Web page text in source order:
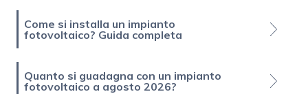
Come si installa un impianto
fotovoltaico? Guida completa
Quanto si guadagna con un impianto
fotovoltaico a agosto 2026?